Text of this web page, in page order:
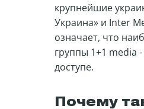
крупнейшие
Украина» и Inter
означает, что
группы 1+1 media
доступе.
Почему